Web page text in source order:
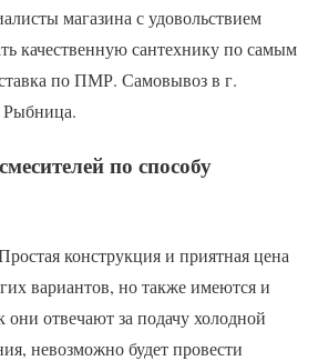
магазина с удовольствием
качественную сантехнику по самым
по ПМР. Самовывоз в г.
Рыбница.
по способу
конструкция и приятная цена
вариантов, но также имеются и
они отвечают за подачу холодной
невозможно будет провести